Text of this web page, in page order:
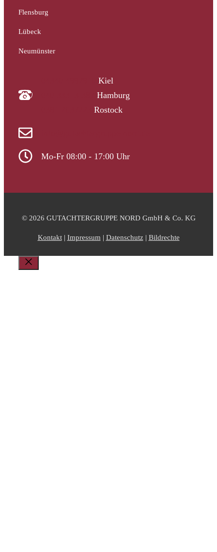
Flensburg
Lübeck
Neumünster
Kiel
Hamburg
Rostock
Mo-Fr 08:00 - 17:00 Uhr
© 2026 GUTACHTERGRUPPE NORD GmbH & Co. KG
Kontakt| Impressum | Datenschutz| Bildrechte
Schließen